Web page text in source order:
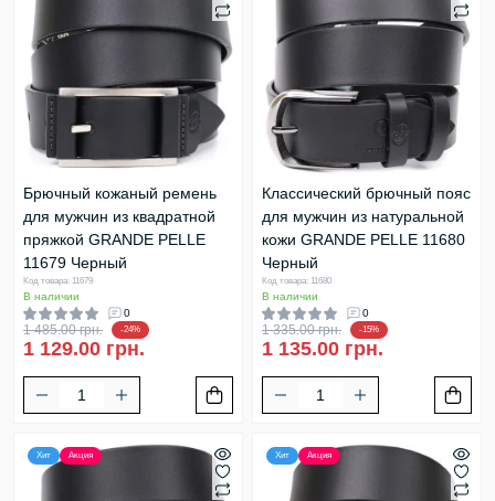
Брючный кожаный ремень
для мужчин из квадратной
пряжкой GRANDE PELLE
11679 Черный
Код товара: 11679
В наличии
0
1 485.00 грн. -24%
1 129.00 грн.
Классический брючный пояс
для мужчин из натуральной
кожи GRANDE PELLE 11680
Черный
Код товара: 11680
В наличии
0
1 335.00 грн. -15%
1 135.00 грн.
Хит Акция Хит Акция